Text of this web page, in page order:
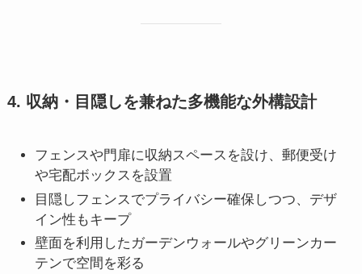
4. 収納・目隠しを兼ねた多機能な外構設計
フェンスや門扉に収納スペースを設け、郵便受け
や宅配ボックスを設置
目隠しフェンスでプライバシー確保しつつ、デザ
イン性もキープ
壁面を利用したガーデンウォールやグリーンカー
テンで空間を彩る